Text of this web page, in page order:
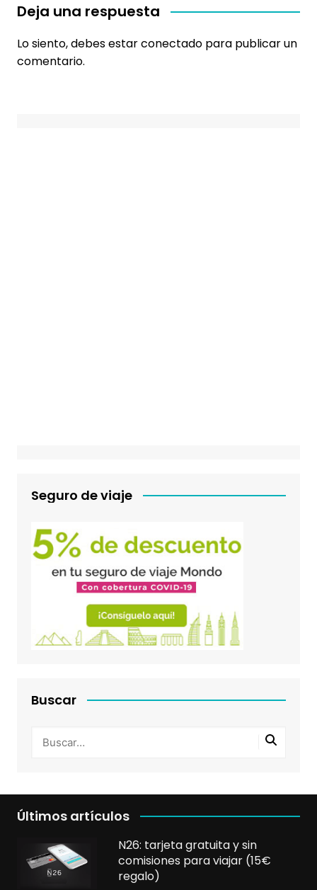
Deja una respuesta
Lo siento, debes estarconectadopara publicar un
comentario.
Seguro de viaje
Buscar
Últimos artículos
N26: tarjeta gratuita y sin
comisiones para viajar (15€
regalo)